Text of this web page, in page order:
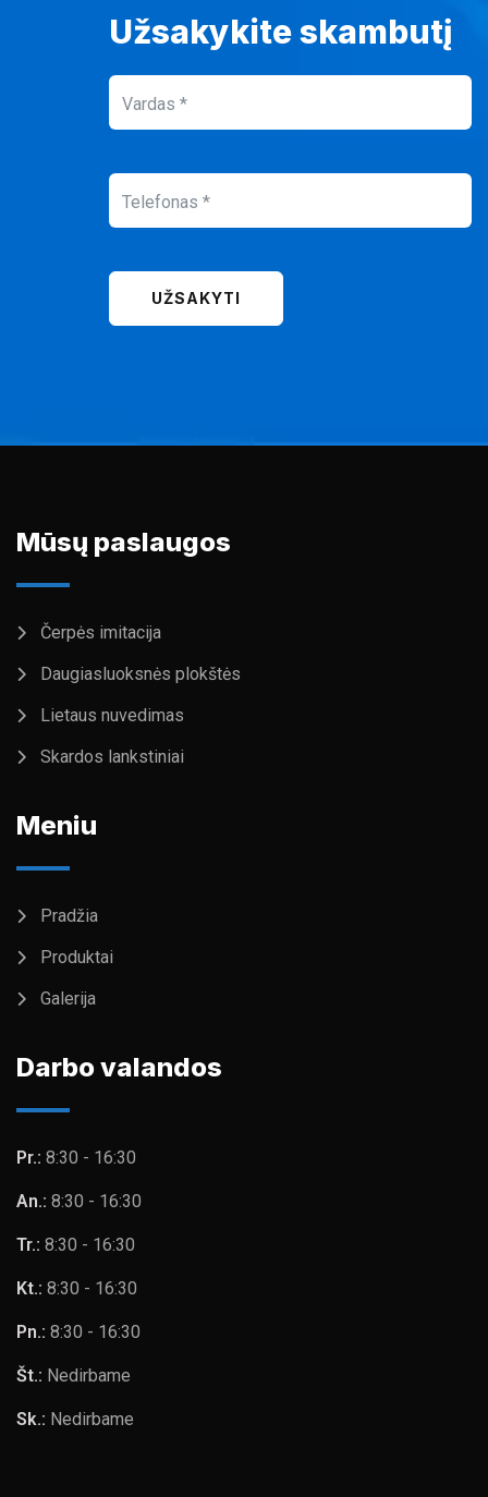
Užsakykite skambutį
UŽSAKYTI
Mūsų paslaugos
Čerpės imitacija
Daugiasluoksnės plokštės
Lietaus nuvedimas
Skardos lankstiniai
Meniu
Pradžia
Produktai
Galerija
Darbo valandos
Pr.: 8:30 - 16:30
An.: 8:30 - 16:30
Tr.: 8:30 - 16:30
Kt.: 8:30 - 16:30
Pn.: 8:30 - 16:30
Št.: Nedirbame
Sk.: Nedirbame